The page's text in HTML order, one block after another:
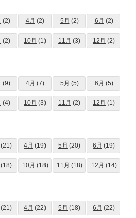
(2) 4月 (2) 5月 (2) 6月 (2)
(2) 10月 (1) 11月 (3) 12月 (2)
(9) 4月 (7) 5月 (5) 6月 (5)
(4) 10月 (3) 11月 (2) 12月 (1)
(21) 4月 (19) 5月 (20) 6月 (19)
(18) 10月 (18) 11月 (18) 12月 (14)
(21) 4月 (22) 5月 (18) 6月 (22)